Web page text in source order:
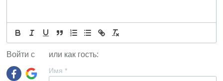
Войти с или как гость:
Имя *